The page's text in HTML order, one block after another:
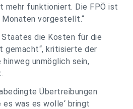
mehr funktioniert. Die FPÖ ist
vorgestellt.“
Staates die Kosten für die
gemacht“, kritisierte der
unmöglich sein,
Übertreibungen
was es wolle‘ bringt